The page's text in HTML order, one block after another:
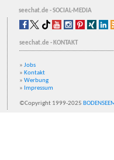
seechat.de - SOCIAL-MEDIA
seechat.de - KONTAKT
» Jobs
» Kontakt
» Werbung
» Impressum
©Copyright 1999-2025